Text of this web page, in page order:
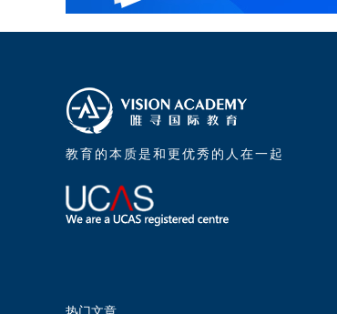
教育的本质是和更优秀的人在一起